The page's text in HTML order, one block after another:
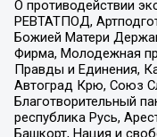
О противодействии
РЕВТАТПОД,
Божией Матери
Фирма, Молодежная
Правды и Единения,
Автоград Крю, Союз
Благотворительный
республика Русь,
Башкорт, Нация и